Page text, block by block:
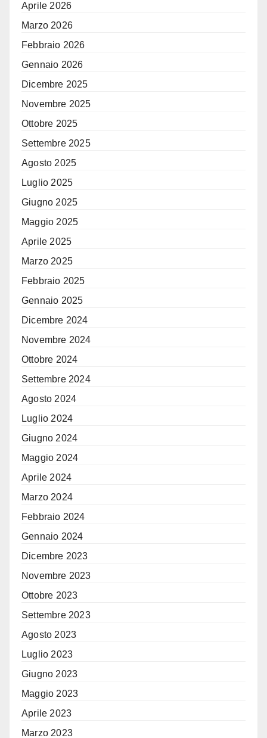
Aprile 2026
Marzo 2026
Febbraio 2026
Gennaio 2026
Dicembre 2025
Novembre 2025
Ottobre 2025
Settembre 2025
Agosto 2025
Luglio 2025
Giugno 2025
Maggio 2025
Aprile 2025
Marzo 2025
Febbraio 2025
Gennaio 2025
Dicembre 2024
Novembre 2024
Ottobre 2024
Settembre 2024
Agosto 2024
Luglio 2024
Giugno 2024
Maggio 2024
Aprile 2024
Marzo 2024
Febbraio 2024
Gennaio 2024
Dicembre 2023
Novembre 2023
Ottobre 2023
Settembre 2023
Agosto 2023
Luglio 2023
Giugno 2023
Maggio 2023
Aprile 2023
Marzo 2023